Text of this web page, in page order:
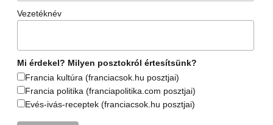
Vezetéknév
Mi érdekel? Milyen posztokról értesítsünk?
Francia kultúra (franciacsok.hu posztjai)
Francia politika (franciapolitika.com posztjai)
Evés-ivás-receptek (franciacsok.hu posztjai)